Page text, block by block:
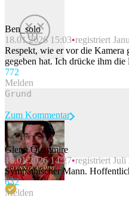
Ben_solo
18.01.2026 15:03 registriert
Respekt, wie er vor die Kamera
gegeben hat. Ich drücke ihm die
772
Melden
Beitrag melden
Zum Kommentar
Glenn Quagmire
18.01.2026 14:27 registriert Juli
Sympathischer Mann.
632
Melden